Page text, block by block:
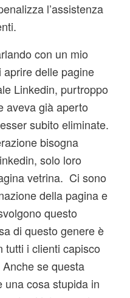
l’assistenza
con un mio
delle pagine
Linkedin, purtroppo
aveva già aperto
subito eliminate.
bisogna
solo loro
vetrina. Ci sono
della pagina e
questo
di questo genere è
tutti i clienti capisco
se questa
una cosa stupida in